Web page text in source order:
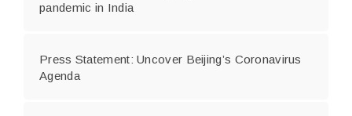
pandemic in India
Press Statement: Uncover Beijing’s Coronavirus
Agenda